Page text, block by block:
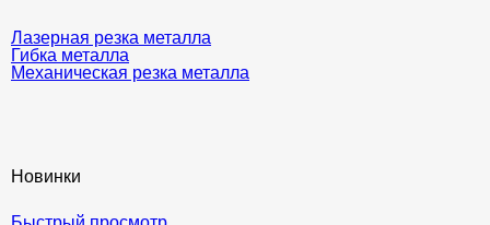
Лазерная резка металла
Гибка металла
Механическая резка металла
Новинки